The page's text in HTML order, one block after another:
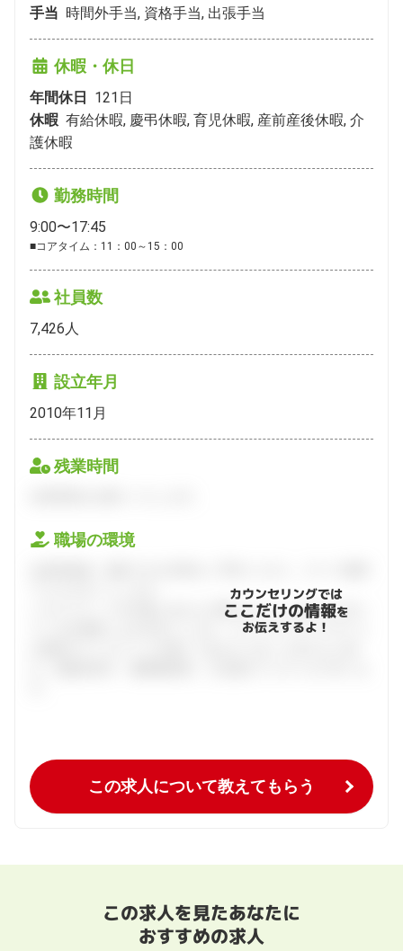
手当 時間外手当, 資格手当, 出張手当
休暇・休日
年間休日 121 日
休暇 有給休暇, 慶弔休暇, 育児休暇, 産前産後休暇, 介
護休暇
勤務時間
9:00〜17:45
■コアタイム：11：00～15：00
社員数
7,426人
設立年月
2010年11月
残業時間
職場の環境
ハタラクティブが企業とあなたの間に立って、あなたに向い
ている仕事探しをお手伝いします。キャリアアドバイザーと
カウンセリングでは
ここだけの情報を
お伝えするよ！
この求人について教えてもらう
この求人を見たあなたに
おすすめの求人